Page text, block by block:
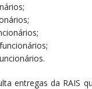
entregas da RAIS